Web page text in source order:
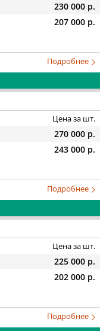
230 000 р.
207 000 р.
Подробнее
Цена за шт.
270 000 р.
243 000 р.
Подробнее
Цена за шт.
225 000 р.
202 000 р.
Подробнее